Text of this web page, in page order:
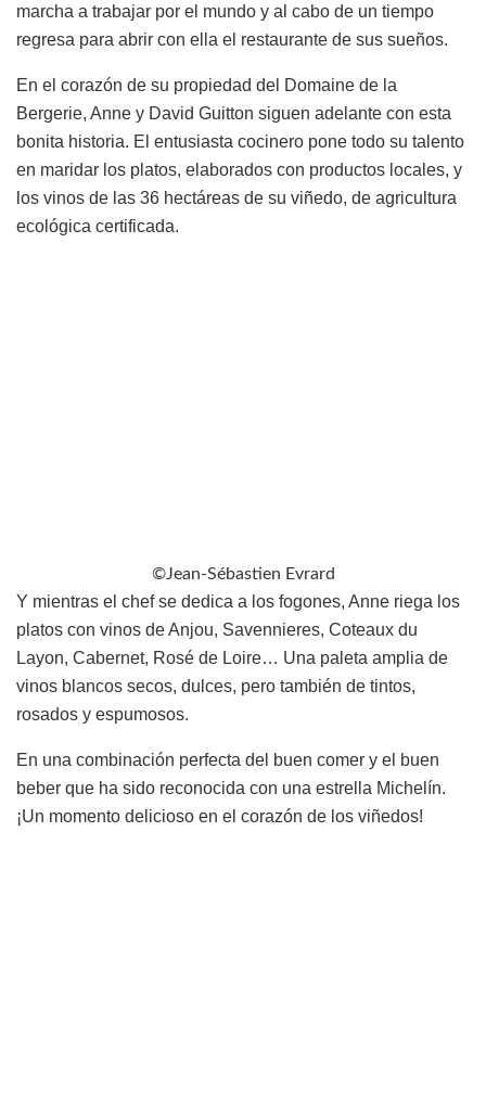
marcha a trabajar por el mundo y al cabo de un tiempo
regresa para abrir con ella el restaurante de sus sueños.
En el corazón de su propiedad del Domaine de la
Bergerie, Anne y David Guitton siguen adelante con esta
bonita historia. El entusiasta cocinero pone todo su talento
en maridar los platos, elaborados con productos locales, y
los vinos de las 36 hectáreas de su viñedo, de agricultura
ecológica certificada.
©Jean-Sébastien Evrard
Y mientras el chef se dedica a los fogones, Anne riega los
platos con vinos de Anjou, Savennieres, Coteaux du
Layon, Cabernet, Rosé de Loire… Una paleta amplia de
vinos blancos secos, dulces, pero también de tintos,
rosados y espumosos.
En una combinación perfecta del buen comer y el buen
beber que ha sido reconocida con una estrella Michelín.
¡Un momento delicioso en el corazón de los viñedos!